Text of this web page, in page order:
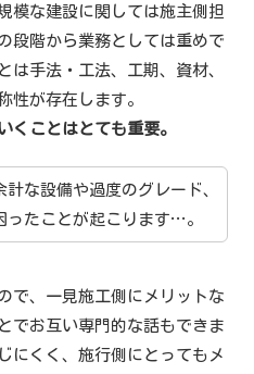
模な建設に関しては施主側担
段階から業務としては重めで
は手法・工法、工期、資材、
性が存在します。
くことはとても重要。
な設備や過度のグレード、
ったことが起こります…。
で、一見施工側にメリットな
でお互い専門的な話もできま
にくく、施行側にとってもメ